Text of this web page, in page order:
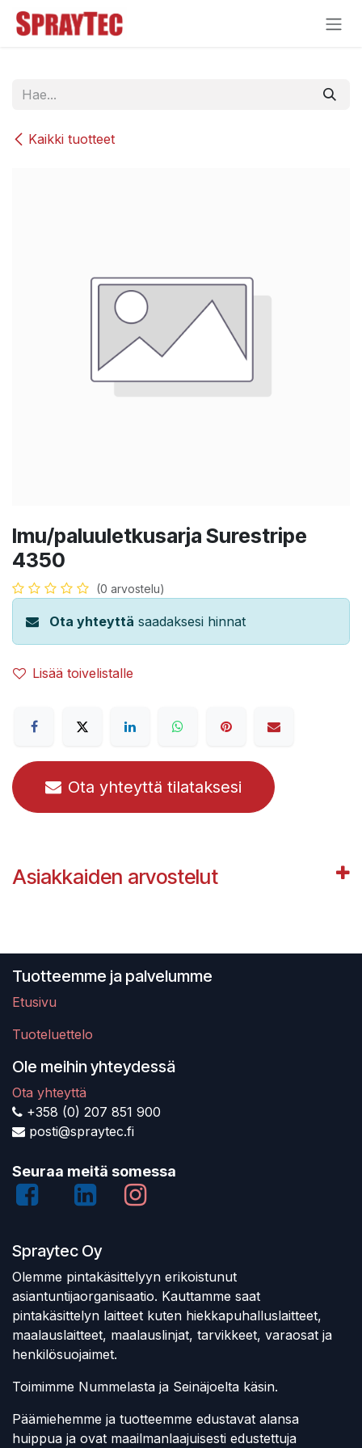
Siirry sisältöön
Kaikki tuotteet
Imu/paluuletkusarja Surestripe
4350
(0 arvostelu)
Ota yhteyttä saadaksesi hinnat
Lisää toivelistalle
Ota yhteyttä tilataksesi
Asiakkaiden arvostelut
Tuotteemme ja palvelumme
Etusivu
Tuoteluettelo
Ole meihin yhteydessä
Ota yhteyttä
+358 (0) 207 851 900
posti@spraytec.fi
Seuraa meitä somessa
Spraytec Oy
Olemme pintakäsittelyyn erikoistunut
asiantuntijaorganisaatio. Kauttamme saat
pintakäsittelyn laitteet kuten hiekkapuhalluslaitteet,
maalauslaitteet, maalauslinjat, tarvikkeet, varaosat ja
henkilösuojaimet.
Toimimme Nummelasta ja Seinäjoelta käsin.
Päämiehemme ja tuotteemme edustavat alansa
huippua ja ovat maailmanlaajuisesti edustettuja